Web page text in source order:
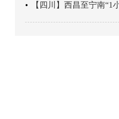
【四川】西昌至宁南“1